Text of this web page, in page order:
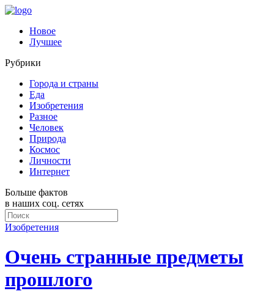
Новое
Лучшее
Рубрики
Города и страны
Еда
Изобретения
Разное
Человек
Природа
Космос
Личности
Интернет
Больше фактов
в наших соц. сетях
Изобретения
Очень странные предметы
прошлого